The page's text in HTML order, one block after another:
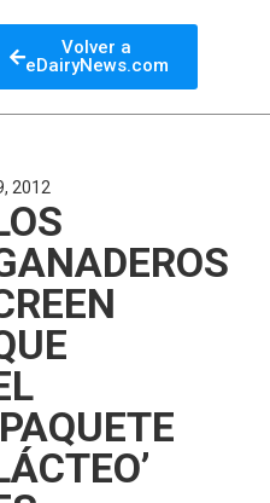
Volver a
eDairyNews.com
2012